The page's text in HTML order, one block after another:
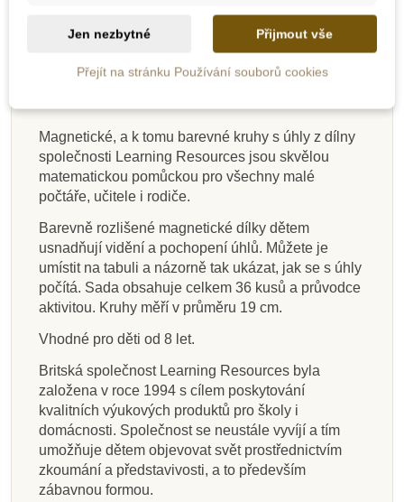
Skladem
Poketo Vzdělávací
kartičky "Číslice"
238 Kč265 Kč
Přidat do košíku
Novinka
Do školy
Skladem
peníze - české
koruny
107 Kč119 Kč
Skladem
Learning Resources
Matematické kostky s
předlohami
539 Kč599 Kč
Přidat do košíku
Do školy
Skladem
číselník
752 Kč835 Kč
Do školy
Skladem
Lucy & Leo Počítání -
Ježek
509 Kč565 Kč
Přidat do košíku
Do školy
Na dotaz
Znaky pro počítání v
krabičce
599 Kč665 Kč
Do školy
Skladem
PlanToys Prstová
abeceda - číslice 1-
10
440 Kč489 Kč
Přidat do košíku
Do školy
Skladem
Sada třídění -
zeleninová farma
815 Kč905 Kč
Popis
Detaily produktu
Magnetické, a k tomu barevné kruhy s úhly z dílny
společnosti Learning Resources jsou skvělou
matematickou pomůckou pro všechny malé
počtáře, učitele i rodiče.
Barevně rozlišené magnetické dílky dětem
usnadňují vidění a pochopení úhlů. Můžete je
umístit na tabuli a názorně tak ukázat, jak se s úhly
počítá. Sada obsahuje celkem 36 kusů a průvodce
aktivitou. Kruhy měří v průměru 19 cm.
Vhodné pro děti od 8 let.
Britská společnost Learning Resources byla
založena v roce 1994 s cílem poskytování
kvalitních výukových produktů pro školy i
domácnosti. Společnost se neustále vyvíjí a tím
umožňuje dětem objevovat svět prostřednictvím
zkoumání a představivosti, a to především
zábavnou formou.
Jen nezbytné Přijmout vše
Přejít na stránku Používání souborů cookies